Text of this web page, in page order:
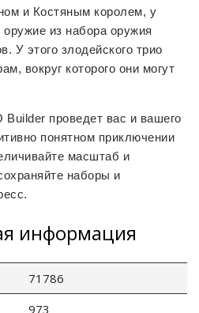
и Костяным королем, у
оружие из набора оружия
У этого злодейского трио
вокруг которого они могут
проведет вас и вашего
понятном приключении
масштаб и
наборы и
информация
71786
973